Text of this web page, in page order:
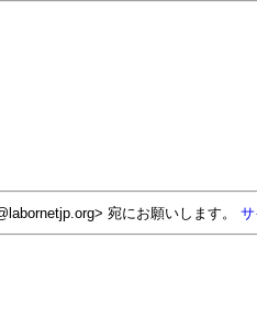
宛にお願いします。